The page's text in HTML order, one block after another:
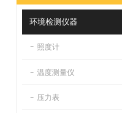
环境检测仪器
照度计
温度测量仪
压力表